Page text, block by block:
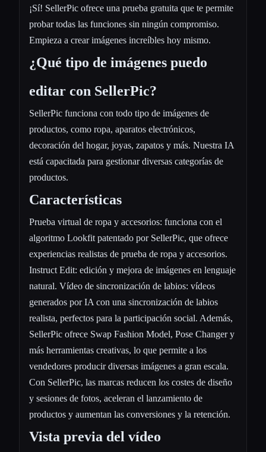
¡Sí! SellerPic ofrece una prueba gratuita que te permite
probar todas las funciones sin ningún compromiso.
Empieza a crear imágenes increíbles hoy mismo.
¿Qué tipo de imágenes puedo
editar con SellerPic?
SellerPic funciona con todo tipo de imágenes de
productos, como ropa, aparatos electrónicos,
decoración del hogar, joyas, zapatos y más. Nuestra IA
está capacitada para gestionar diversas categorías de
productos.
Características
Prueba virtual de ropa y accesorios: funciona con el
algoritmo Lookfit patentado por SellerPic, que ofrece
experiencias realistas de prueba de ropa y accesorios.
Instruct Edit: edición y mejora de imágenes en lenguaje
natural. Vídeo de sincronización de labios: vídeos
generados por IA con una sincronización de labios
realista, perfectos para la participación social. Además,
SellerPic ofrece Swap Fashion Model, Pose Changer y
más herramientas creativas, lo que permite a los
vendedores producir diversas imágenes a gran escala.
Con SellerPic, las marcas reducen los costes de diseño
y sesiones de fotos, aceleran el lanzamiento de
productos y aumentan las conversiones y la retención.
Vista previa del vídeo